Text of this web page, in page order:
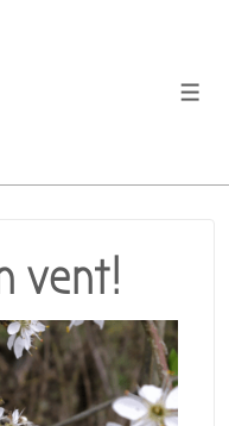
vent!